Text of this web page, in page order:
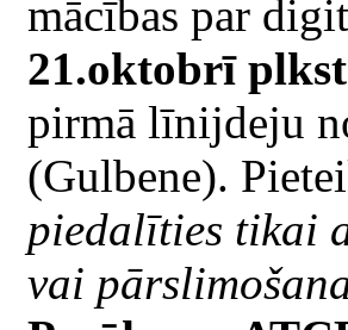
mācības par
21.oktobrī
pirmā līnijdeju
(Gulbene).
piedalīties tikai
vai